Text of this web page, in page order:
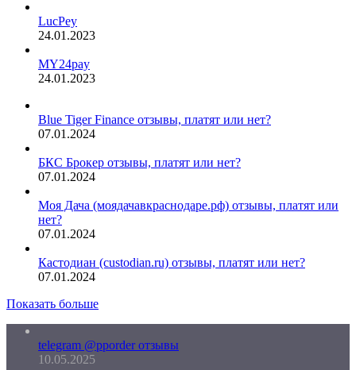
LucPey
24.01.2023
MY24pay
24.01.2023
Blue Tiger Finance отзывы, платят или нет?
07.01.2024
БКС Брокер отзывы, платят или нет?
07.01.2024
Моя Дача (моядачавкраснодаре.рф) отзывы, платят или
нет?
07.01.2024
Кастодиан (custodian.ru) отзывы, платят или нет?
07.01.2024
Показать больше
telegram @pporder отзывы
10.05.2025